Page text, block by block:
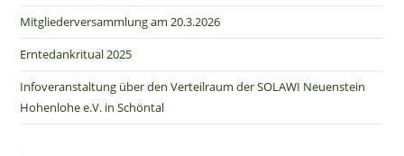
Mitgliederversammlung am 20.3.2026
Erntedankritual 2025
Infoveranstaltung über den Verteilraum der SOLAWI Neuenstein
Hohenlohe e.V. in Schöntal